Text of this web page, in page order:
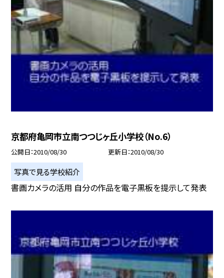
京都府亀岡市立南つつじヶ丘小学校（No.6）
公開日 2010/08/30 更新日 2010/08/30
写真で見る学校紹介
書画カメラの活用 自分の作品を電子黒板を提示して発表